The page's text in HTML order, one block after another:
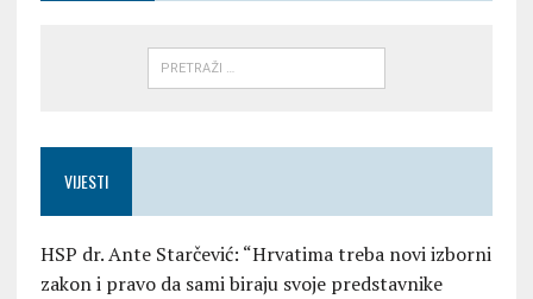
VIJESTI
HSP dr. Ante Starčević: “Hrvatima treba novi izborni
zakon i pravo da sami biraju svoje predstavnike